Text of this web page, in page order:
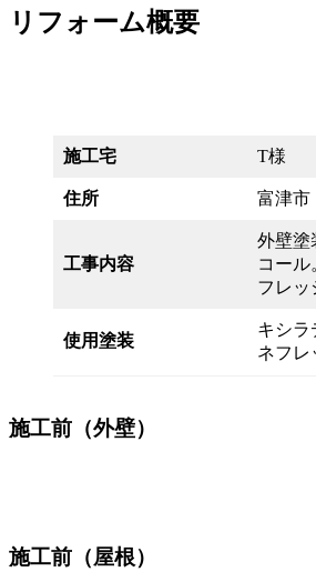
リフォーム概要
施工宅 T様
住所 富津市
工事内容
外壁塗
コール
フレッ
使用塗装
キシラ
ネフレ
施工前（外壁）
施工前（屋根）